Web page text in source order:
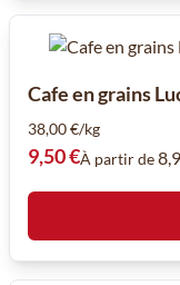
Cafe en grains
38,00 €/kg
9,50 €À partir de